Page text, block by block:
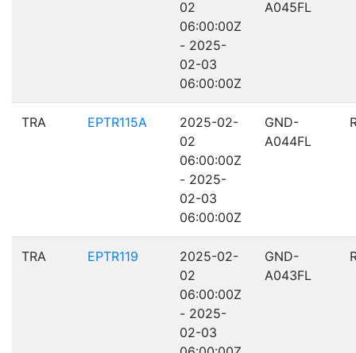
02
06:00:00Z
- 2025-
02-03
06:00:00Z
A045FL
TRA EPTR115A
2025-02-
02
06:00:00Z
- 2025-
02-03
06:00:00Z
GND-
A044FL
TRA EPTR119
2025-02-
02
06:00:00Z
- 2025-
02-03
GND-
A043FL